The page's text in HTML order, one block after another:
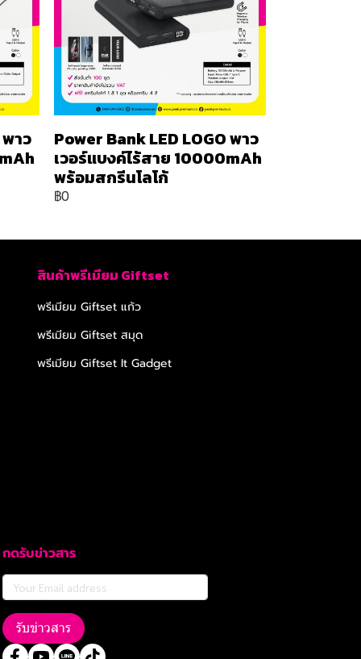
พาว
Power Bank LED LOGO พาว
เวอร์แบงค์ไร้สาย 10000mAh
พร้อมสกรีนโลโก้
฿0
สินค้าพรีเมียม Giftset
พรีเมียม Giftset แก้ว
พรีเมียม Giftset สมุด
พรีเมียม Giftset It Gadget
กดรับข่าวสาร
รับข่าวสาร